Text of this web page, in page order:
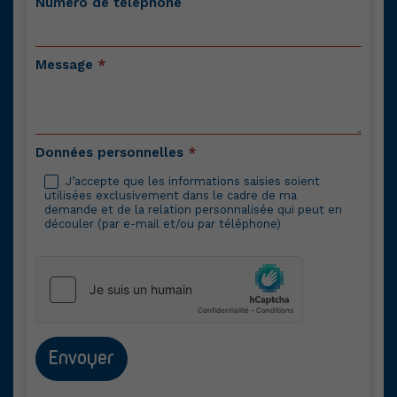
Message *
Données personnelles *
J’accepte que les informations saisies soient
utilisées exclusivement dans le cadre de ma
demande et de la relation personnalisée qui peut en
découler (par e-mail et/ou par téléphone)
Envoyer